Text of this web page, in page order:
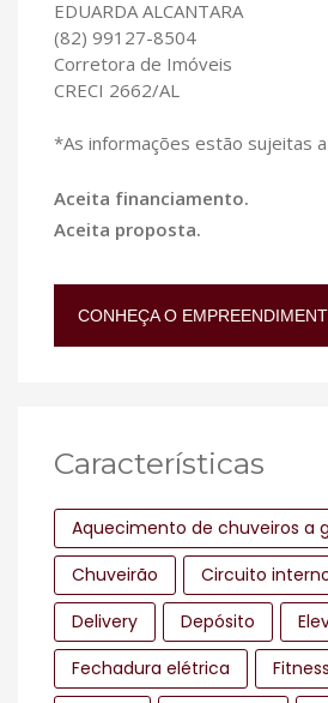
EDUARDA ALCANTARA
(82) 99127-8504
Corretora de Imóveis
CRECI 2662/AL
*As informações estão sujeitas
Aceita financiamento.
Aceita proposta.
CONHEÇA O
Características
Aquecimento de chuveiros a
Chuveirão
Circuito
Delivery
Depósito
Fechadura elétrica
Fitness